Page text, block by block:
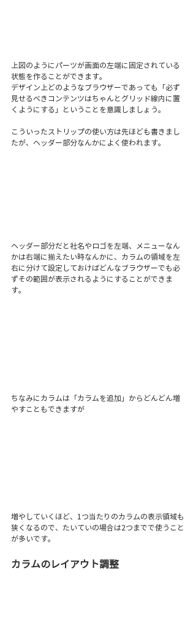
上図のようにパーツが画面の左端に固定されている
状態を作ることができます。
デザイン上どのようなブラウザーであっても「必ず
見せるべきコンテンツはちゃんとグリッド線内に置
くようにする」ということを意識しましょう。
こういったストリップの使い方は先ほども書きまし
たが、ヘッダー部分なんかによく使われます。
ヘッダー部分だと社名やロゴを左端、メニューなん
かは右端に揃えたい時なんかに、カラムの領域を左
右に分けて設定しておけばどんなブラウザーでも必
ずその範囲が表示されるようにすることができま
す。
ちなみにカラムは「カラムを追加」からどんどん増
やすこともできますが
増やしていくほど、1つ当たりのカラムの表示領域も
狭くなるので、たいていの場合は2つまでで使うこと
が多いです。
カラムのレイアウト調整